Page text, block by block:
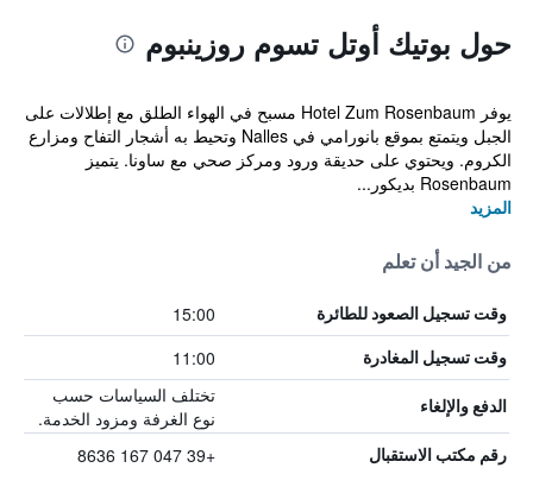
حول بوتيك أوتل تسوم روزينبوم
يوفر Hotel Zum Rosenbaum مسبح في الهواء الطلق مع إطلالات على
الجبل ويتمتع بموقع بانورامي في Nalles وتحيط به أشجار التفاح ومزارع
الكروم. ويحتوي على حديقة ورود ومركز صحي مع ساونا. يتميز
Rosenbaum بديكور...
المزيد
من الجيد أن تعلم
وقت تسجيل الصعود للطائرة 15:00
وقت تسجيل المغادرة 11:00
الدفع والإلغاء
تختلف السياسات حسب
نوع الغرفة ومزود الخدمة.
رقم مكتب الاستقبال +39 047 167 8636